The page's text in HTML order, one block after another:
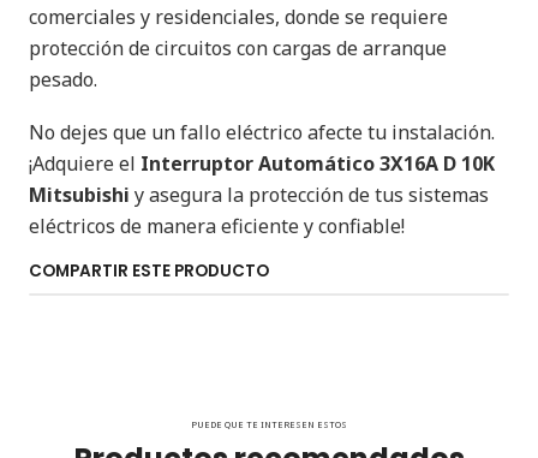
comerciales y residenciales, donde se requiere
protección de circuitos con cargas de arranque
pesado.
No dejes que un fallo eléctrico afecte tu instalación.
¡Adquiere el Interruptor Automático 3X16A D 10K
Mitsubishi y asegura la protección de tus sistemas
eléctricos de manera eficiente y confiable!
COMPARTIR ESTE PRODUCTO
PUEDE QUE TE INTERESEN ESTOS